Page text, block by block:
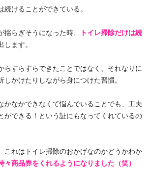
続けることができている。
らぎそうになった時、
トイレ掃除だけは続
します。
らすらすらできたことではなく、それなりに
しかけたりしながら身につけた習慣。
かなかできなくて悩んでいることでも、工夫
ができる！という証にもなってくれているの
これはトイレ掃除のおかげなのかどうかわか
々商品券をくれるようになりました（笑）